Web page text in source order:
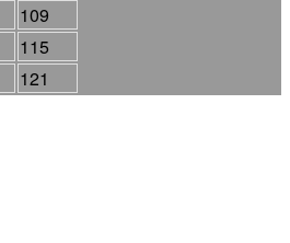
109
115
121